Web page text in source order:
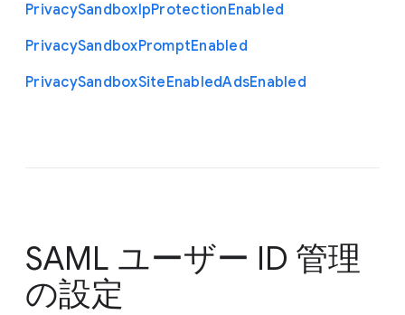
PrivacySandboxIpProtectionEnabled
PrivacySandboxPromptEnabled
PrivacySandboxSiteEnabledAdsEnabled
SAML ユーザー ID 管理
の設定